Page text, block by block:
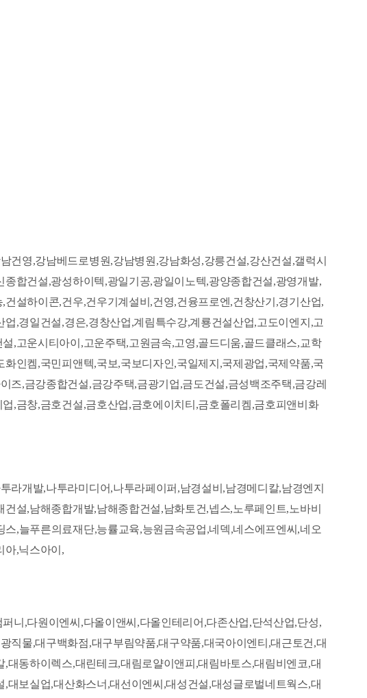
영,강남베드로병원,강남병원,강남화성,강릉건설,강산건설,갤럭시
합건설,광성하이텍,광일기공,광일이노텍,광양종합건설,광영개발,
설하이콘,건우,건우기계설비,건영,건융프로엔,건창산기,경기산업,
,경일건설,경은,경창산업,계림특수강,계룡건설산업,고도이엔지,고
,고운시티아이,고운주택,고원금속,고영,골드디움,골드클래스,교학
인켐,국민피앤텍,국보,국보디자인,국일제지,국제광업,국제약품,국
,금강종합건설,금강주택,금광기업,금도건설,금성백조주택,금강레
,금창,금호건설,금호산업,금호에이치티,금호폴리켐,금호피앤비화
개발,나투라미디어,나투라페이퍼,남경설비,남경메디칼,남경엔지
설,남해종합개발,남해종합건설,남화토건,넵스,노루페인트,노바비
,늘푸른의료재단,능률교육,능원금속공업,네덱,네스에프엔씨,네오
아,닉스아이,
니,다원이엔씨,다올이앤씨,다올인테리어,다존산업,단석산업,단성,
직물,대구백화점,대구부림약품,대구약품,대국아이엔티,대근토건,대
동하이렉스,대린테크,대림로얄이앤피,대림바토스,대림비엔코,대
보실업,대산화스너,대선이엔씨,대성건설,대성글로벌네트웍스,대